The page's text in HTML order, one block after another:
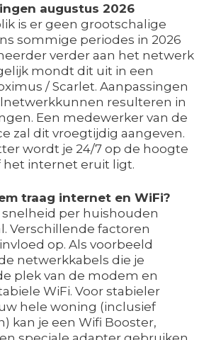
augustus 2026
is er geen grootschalige
sommige periodes in 2026
verder aan het netwerk
mondt dit uit in een
/ Scarlet. Aanpassingen
resulteren in
Een medewerker van de
zal dit vroegtijdig aangeven.
wordt je 24/7 op de hoogte
internet eruit ligt.
traag internet en WiFi?
snelheid per huishouden
Verschillende factoren
op. Als voorbeeld
netwerkkabels die je
plek van de modem en
WiFi. Voor stabieler
hele woning (inclusief
kan je een Wifi Booster,